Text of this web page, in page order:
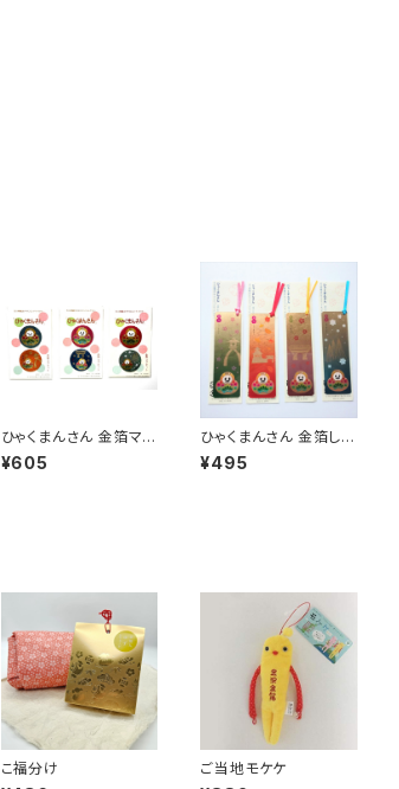
ひゃくまんさん 金箔マグ
ネット
¥605
ひゃくまんさん 金箔しお
り
¥495
こ福分け ご当地モケケ